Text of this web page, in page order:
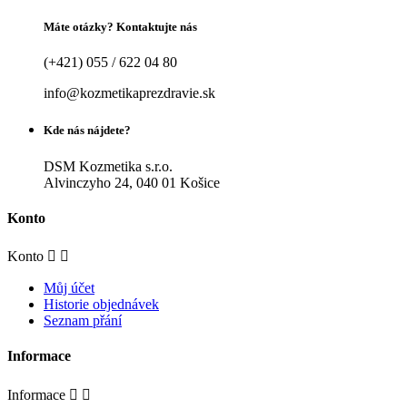
Máte otázky? Kontaktujte nás
(+421) 055 / 622 04 80
info@kozmetikaprezdravie.sk
Kde nás nájdete?
DSM Kozmetika s.r.o.
Alvinczyho 24, 040 01 Košice
Konto
Konto  
Můj účet
Historie objednávek
Seznam přání
Informace
Informace  